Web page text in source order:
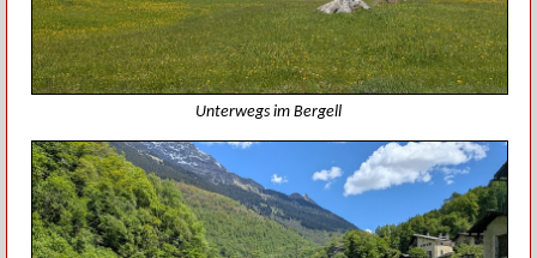
Unterwegs im Bergell